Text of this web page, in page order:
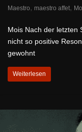
Maestro, maestro affet,
Mois Nach der letzten
nicht so positive
gewohnt
Weiterlesen